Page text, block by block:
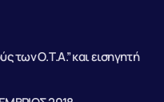
των Ο.Τ.Α.” και εισηγητή